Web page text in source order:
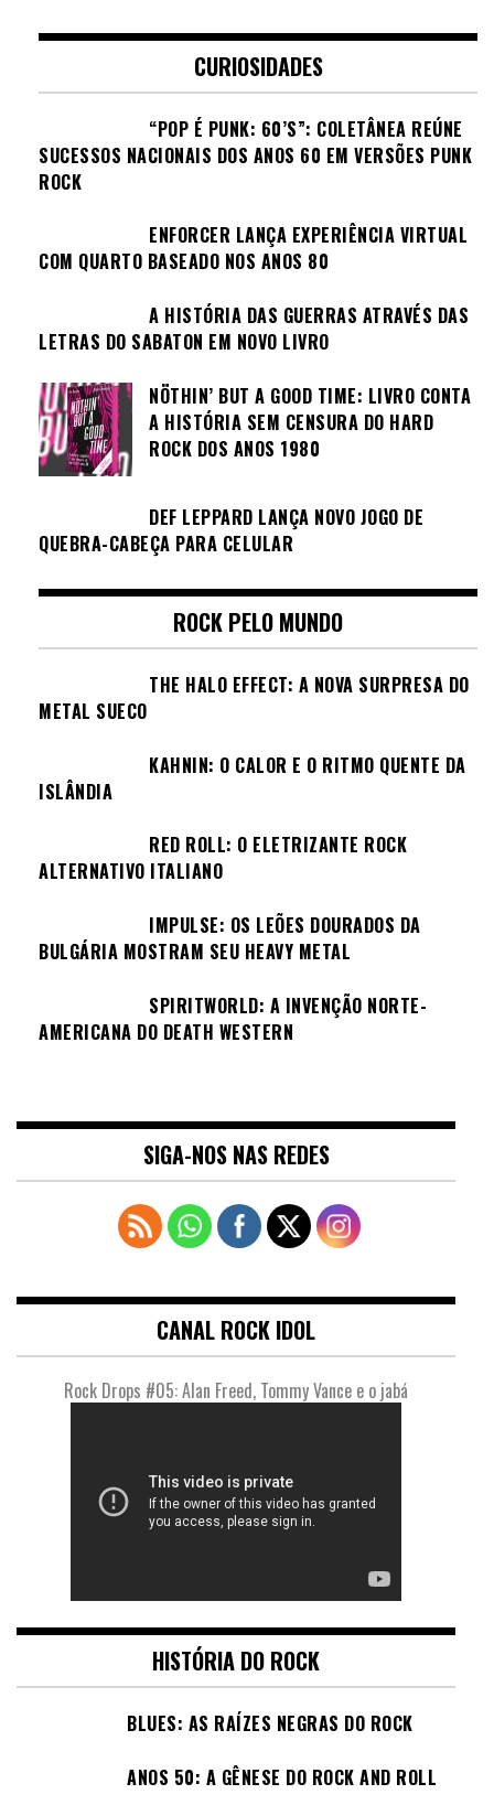
CURIOSIDADES
“POP É PUNK: 60’S”: COLETÂNEA REÚNE
SUCESSOS NACIONAIS DOS ANOS 60 EM VERSÕES PUNK
ROCK
ENFORCER LANÇA EXPERIÊNCIA VIRTUAL
COM QUARTO BASEADO NOS ANOS 80
A HISTÓRIA DAS GUERRAS ATRAVÉS DAS
LETRAS DO SABATON EM NOVO LIVRO
NÖTHIN’ BUT A GOOD TIME: LIVRO CONTA
A HISTÓRIA SEM CENSURA DO HARD
ROCK DOS ANOS 1980
DEF LEPPARD LANÇA NOVO JOGO DE
QUEBRA-CABEÇA PARA CELULAR
ROCK PELO MUNDO
THE HALO EFFECT: A NOVA SURPRESA DO
METAL SUECO
KAHNIN: O CALOR E O RITMO QUENTE DA
ISLÂNDIA
RED ROLL: O ELETRIZANTE ROCK
ALTERNATIVO ITALIANO
IMPULSE: OS LEÕES DOURADOS DA
BULGÁRIA MOSTRAM SEU HEAVY METAL
SPIRITWORLD: A INVENÇÃO NORTE-
AMERICANA DO DEATH WESTERN
SIGA-NOS NAS REDES
CANAL ROCK IDOL
Rock Drops #05: Alan Freed, Tommy Vance e o jabá
HISTÓRIA DO ROCK
BLUES: AS RAÍZES NEGRAS DO ROCK
ANOS 50: A GÊNESE DO ROCK AND ROLL